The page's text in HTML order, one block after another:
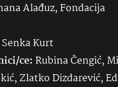
Alađuz, Fondacija
SenkaKurt
ce:Rubina Čengić,
Zlatko Dizdarević,